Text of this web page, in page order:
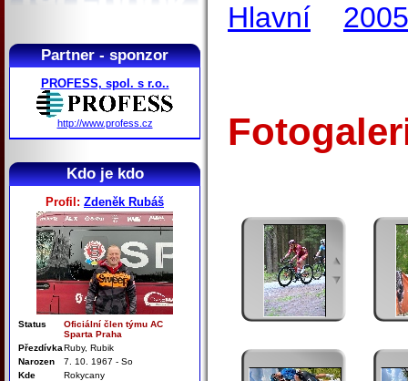
Partner - sponzor
PROFESS, spol. s r.o..
http://www.profess.cz
Kdo je kdo
Profil: Zdeněk Rubáš
Status
Oficiální člen týmu AC
Sparta Praha
PřezdívkaRuby, Rubik
Narozen
7. 10. 1967 - So
Kde
Rokycany
Hlavní 2005